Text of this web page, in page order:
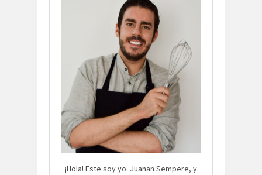
¡Hola! Este soy yo: Juanan Sempere, y